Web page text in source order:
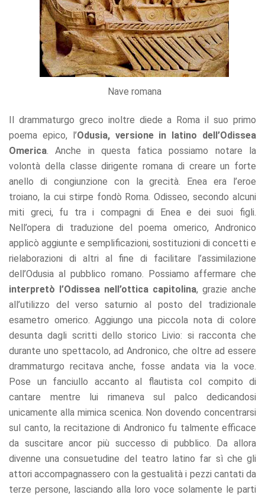
Nave romana
Il drammaturgo greco inoltre diede a Roma il suo primo
poema epico, l’Odusia, versione in latino dell’Odissea
Omerica . Anche in questa fatica possiamo notare la
volontà della classe dirigente romana di creare un forte
anello di congiunzione con la grecità. Enea era l’eroe
troiano, la cui stirpe fondò Roma. Odisseo, secondo alcuni
miti greci, fu tra i compagni di Enea e dei suoi figli.
Nell’opera di traduzione del poema omerico, Andronico
applicò aggiunte e semplificazioni, sostituzioni di concetti e
rielaborazioni di altri al fine di facilitare l’assimilazione
dell’Odusia al pubblico romano. Possiamo affermare che
interpretò l’Odissea nell’ottica capitolina, grazie anche
all’utilizzo del verso saturnio al posto del tradizionale
esametro omerico. Aggiungo una piccola nota di colore
desunta dagli scritti dello storico Livio: si racconta che
durante uno spettacolo, ad Andronico, che oltre ad essere
drammaturgo recitava anche, fosse andata via la voce.
Pose un fanciullo accanto al flautista col compito di
cantare mentre lui rimaneva sul palco dedicandosi
unicamente alla mimica scenica. Non dovendo concentrarsi
sul canto, la recitazione di Andronico fu talmente efficace
da suscitare ancor più successo di pubblico. Da allora
divenne una consuetudine del teatro latino far sì che gli
attori accompagnassero con la gestualità i pezzi cantati da
terze persone, lasciando alla loro voce solamente le parti